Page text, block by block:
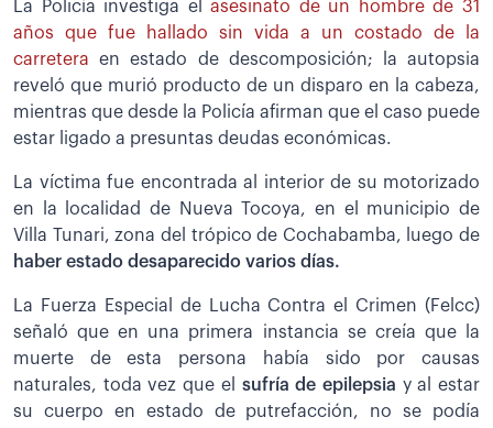
La Policía investiga elasesinato de un hombre de 31
años que fue hallado sin vida a un costado de la
carretera en estado de descomposición; la autopsia
reveló que murió producto de un disparo en la cabeza,
mientras que desde la Policía afirman que el caso puede
estar ligado a presuntas deudas económicas.
La víctima fue encontrada al interior de su motorizado
en la localidad de Nueva Tocoya, en el municipio de
Villa Tunari, zona del trópico de Cochabamba, luego de
haber estado desaparecido varios días.
La Fuerza Especial de Lucha Contra el Crimen (Felcc)
señaló que en una primera instancia se creía que la
muerte de esta persona había sido por causas
naturales, toda vez que el sufría de epilepsia y al estar
su cuerpo en estado de putrefacción, no se podía